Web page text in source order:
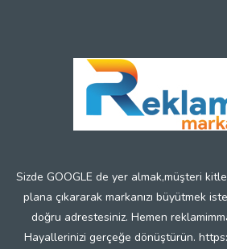
Sizde GOOGLE de yer almak,müşteri
plana çıkararak markanızı büyütmek
doğru adrestesiniz. Hemen
Hayallerinizi gerçeğe dönüştürün.